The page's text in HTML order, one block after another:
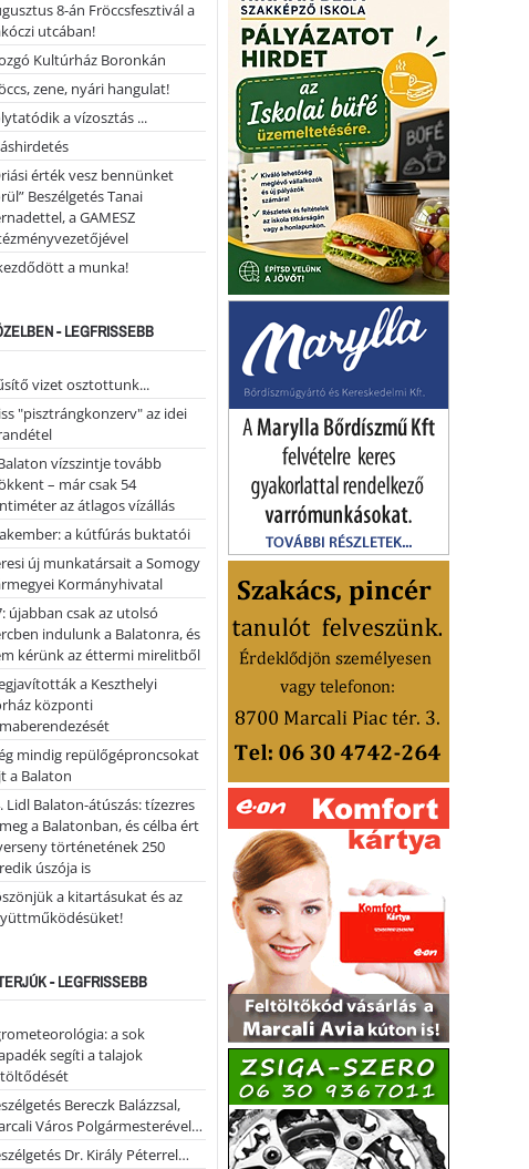
8-án Fröccsfesztivál a
utcában!
Kultúrház Boronkán
zene, nyári hangulat!
a vízosztás ...
érték vesz bennünket
Beszélgetés Tanai
a GAMESZ
a munka!
- LEGFRISSEBB
vizet osztottunk...
"pisztrángkonzerv" az idei
vízszintje tovább
– már csak 54
az átlagos vízállás
a kútfúrás buktatói
új munkatársait a Somogy
Kormányhivatal
újabban csak az utolsó
indulunk a Balatonra, és
kérünk az éttermi mirelitből
a Keszthelyi
központi
mindig repülőgéproncsokat
a Balaton
Lidl Balaton-átúszás: tízezres
a Balatonban, és célba ért
történetének 250
úszója is
a kitartásukat és az
- LEGFRISSEBB
a sok
segíti a talajok
Bereczk Balázzsal,
Város Polgármesterével…
Dr. Király Péterrel…